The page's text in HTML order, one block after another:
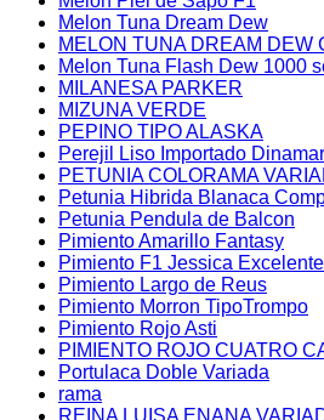
Melon Tuna Dream Dew
MELON TUNA DREAM DEW
Melon Tuna Flash Dew 1000
MILANESA PARKER
MIZUNA VERDE
PEPINO TIPO ALASKA
Perejil Liso Importado
PETUNIA COLORAMA
Petunia Hibrida Blanaca
Petunia Pendula de Balcon
Pimiento Amarillo Fantasy
Pimiento F1 Jessica
Pimiento Largo de Reus
Pimiento Morron TipoTrompo
Pimiento Rojo Asti
PIMIENTO ROJO CUATRO
Portulaca Doble Variada
rama
REINA LUISA ENANA